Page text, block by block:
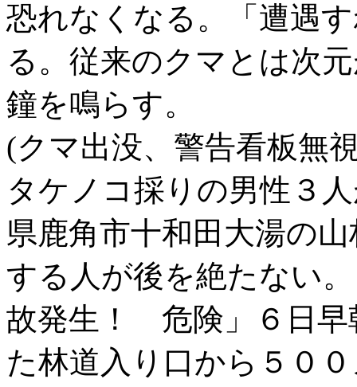
恐れなくなる。「遭遇
る。従来のクマとは次
鐘を鳴らす。
(クマ出没、警告看板無
タケノコ採りの男性３
県鹿角市十和田大湯の
する人が後を絶たない
故発生！ 危険」６日早
た林道入り口から５０